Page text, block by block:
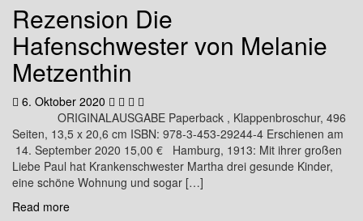
Rezension Die
Hafenschwester von Melanie
Metzenthin
6. Oktober 2020
ORIGINALAUSGABE Paperback , Klappenbroschur, 496
Seiten, 13,5 x 20,6 cm ISBN: 978-3-453-29244-4 Erschienen am
14. September 2020 15,00 € Hamburg, 1913: Mit ihrer großen
Liebe Paul hat Krankenschwester Martha drei gesunde Kinder,
eine schöne Wohnung und sogar […]
Read more